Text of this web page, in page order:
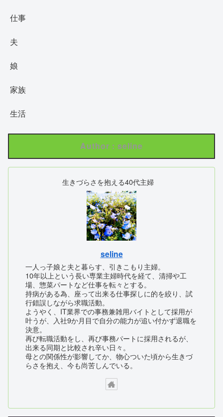
仕事
夫
娘
家族
生活
Author : seline
生きづらさを抱える40代主婦
seline
一人っ子娘と夫と暮らす、引きこもり主婦。
10年以上という長い専業主婦時代を経て、清掃や工
場、惣菜パートなど仕事を転々とする。
持病がある為、座って出来る仕事探しに的を絞り、試
行錯誤しながら求職活動。
ようやく、IT業界での事務兼雑用バイトとして採用が
叶うが、入社9か月目で自分の能力が追い付かず退職を
決意。
再び転職活動をし、再び事務パートに採用されるが、
出来る同期と比較され辛い日々。
母との関係性が影響してか、物心ついた頃から生きづ
らさを抱え、今も尚苦しんでいる。